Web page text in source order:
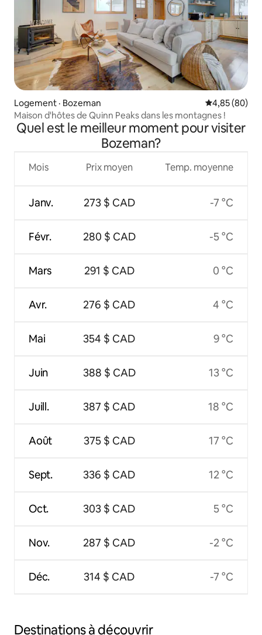
Logement · Bozeman Note
4,85 (80)
Maison d'hôtes de Quinn Peaks dans les montagnes !
Quel est le meilleur moment pour visiter
Bozeman?
Mois
Janv.
Févr.
Mars
Avr.
Mai
Juin
Juill.
Août
Sept.
Oct.
Nov.
Déc.
Prix moyen
273 $ CAD
280 $ CAD
291 $ CAD
276 $ CAD
354 $ CAD
388 $ CAD
387 $ CAD
375 $ CAD
336 $ CAD
303 $ CAD
287 $ CAD
314 $ CAD
Temp. moyenne
-7 °C
-5 °C
0 °C
4 °C
9 °C
13 °C
18 °C
17 °C
12 °C
5 °C
-2 °C
-7 °C
Destinations à découvrir